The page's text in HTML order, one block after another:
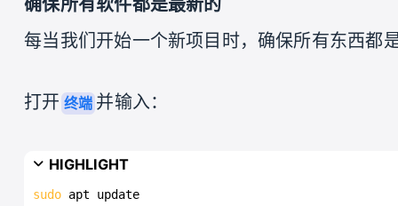
确保所有软件都是最新的
每当我们开始一个新项目时，确保所有东西都
打开 终端 并输入：
HIGHLIGHT
sudo apt update